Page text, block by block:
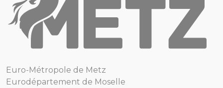
Euro-Métropole de Metz
Eurodépartement de Moselle